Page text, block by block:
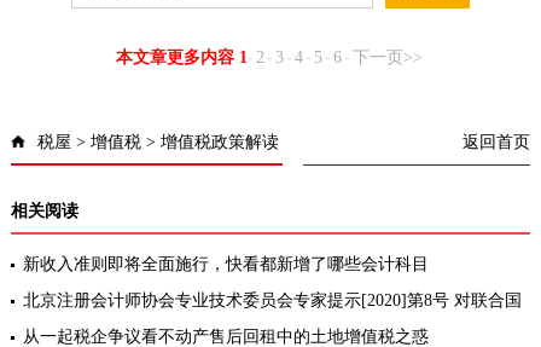
本文章更多内容: 1- 2 - 3 - 4 - 5 - 6 - 下一页>>
税屋 > 增值税> 增值税政策解读 返回首页
相关阅读
新收入准则即将全面施行，快看都新增了哪些会计科目
北京注册会计师协会专业技术委员会专家提示[2020]第8号 对联合国
可持续发展目标收入贡献的有限保证鉴证
从一起税企争议看不动产售后回租中的土地增值税之惑